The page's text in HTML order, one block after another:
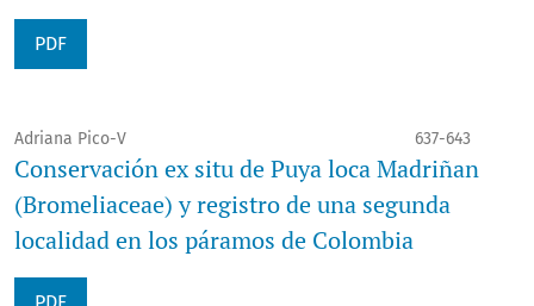
PDF
Adriana Pico-V 637-643
Conservación ex situ de Puya loca Madriñan
(Bromeliaceae) y registro de una segunda
localidad en los páramos de Colombia